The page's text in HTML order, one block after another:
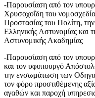
-Παρουσίαση από τον
Χρυσοχοΐδη του
Προστασίας του Πολίτη,
Ελληνικής Αστυνομίας και
Αστυνομικής Ακαδημίας
-Παρουσίαση από τον
και τον υφυπουργό
την ενσωμάτωση των
τον φόρο προστιθέμενης
αγαθών και παροχή